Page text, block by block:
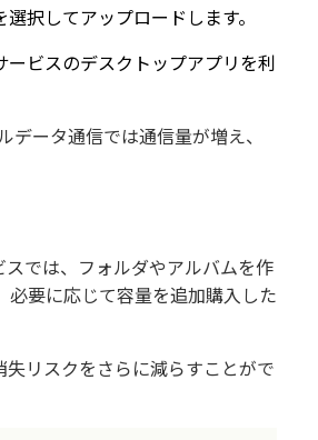
択してアップロードします。
ビスのデスクトップアプリを利
ータ通信では通信量が増え、
では、フォルダやアルバムを作
要に応じて容量を追加購入した
リスクをさらに減らすことがで